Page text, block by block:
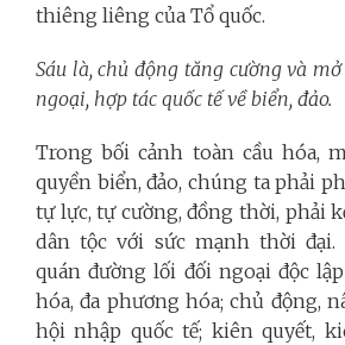
thiêng liêng của Tổ quốc.
Sáu là, chủ động tăng cường và
ngoại, hợp tác quốc tế về biển, đảo.
Trong bối cảnh toàn cầu hóa,
quyền biển, đảo, chúng ta phải
tự lực, tự cường, đồng thời, phải
dân tộc với sức mạnh thời
quán đường lối đối ngoại độc
hóa, đa phương hóa; chủ động,
hội nhập quốc tế; kiên quyết,